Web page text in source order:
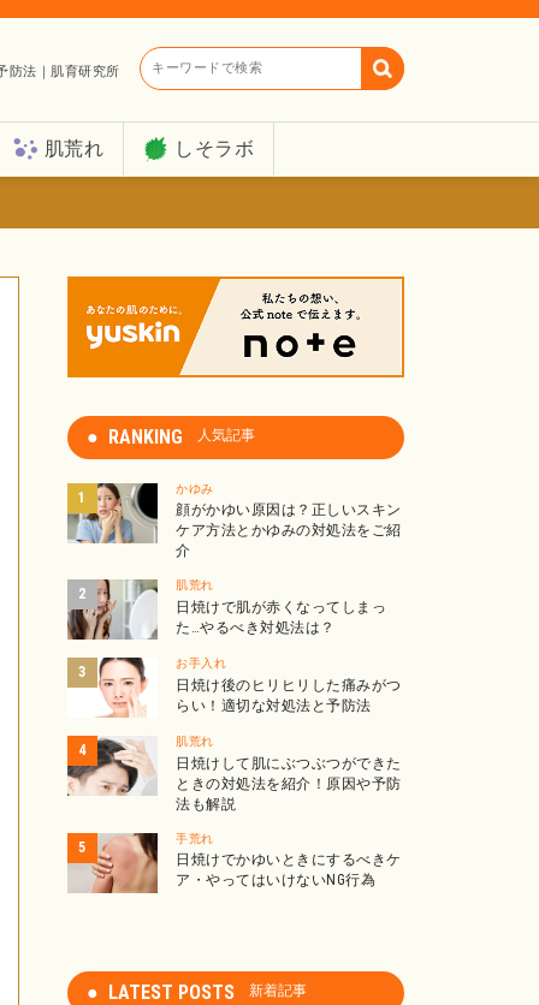
防法｜肌育研究所 キーワードで検索
肌荒れ しそラボ
RANKING 人気記事
かゆみ
顔がかゆい原因は？正しいスキン
ケア方法とかゆみの対処法をご紹
介
肌荒れ
日焼けで肌が赤くなってしまっ
た…やるべき対処法は？
お手入れ
日焼け後のヒリヒリした痛みがつ
らい！適切な対処法と予防法
肌荒れ
日焼けして肌にぶつぶつができた
ときの対処法を紹介！原因や予防
法も解説
手荒れ
日焼けでかゆいときにするべきケ
ア・やってはいけないNG行為
LATEST POSTS 新着記事